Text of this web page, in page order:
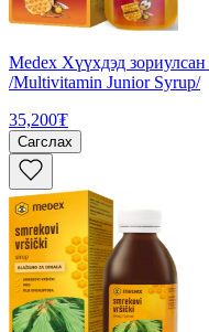
Medex Хүүхдэд
/Multivitamin Junior Syrup/
35,200₮
Сагслах